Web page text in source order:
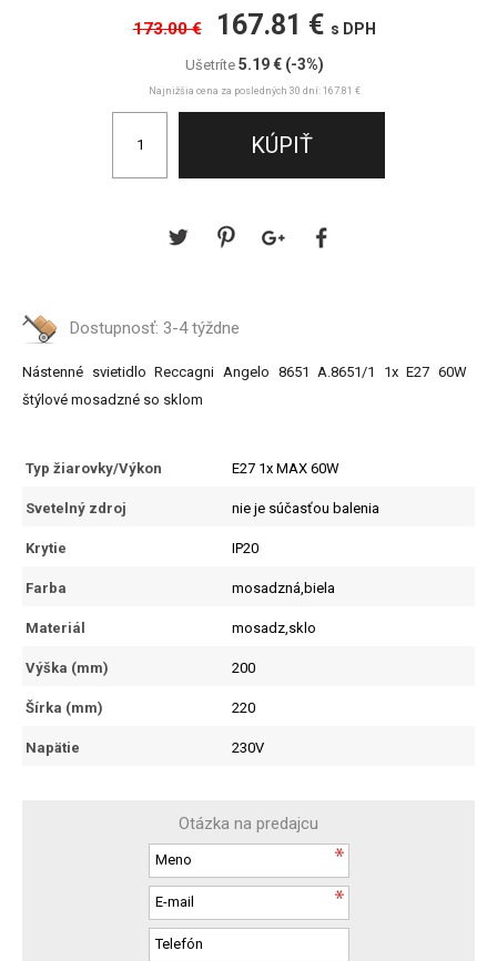
173.00 € 167.81 € s DPH
Ušetríte 5.19 € (-3%)
Najnižšia cena za posledných 30 dní: 167.81 €
Dostupnosť: 3-4 týždne
Nástenné svietidlo Reccagni Angelo 8651 A.8651/1 1x E27 60W
štýlové mosadzné so sklom
Typ žiarovky/Výkon E27 1x MAX 60W
Svetelný zdroj nie je súčasťou balenia
Krytie IP20
Farba mosadzná,biela
Materiál mosadz,sklo
Výška (mm) 200
Šírka (mm) 220
Napätie 230V
Otázka na predajcu